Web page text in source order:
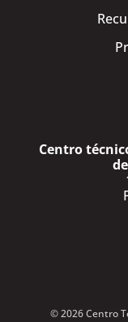
Centro
© 2026 Centro